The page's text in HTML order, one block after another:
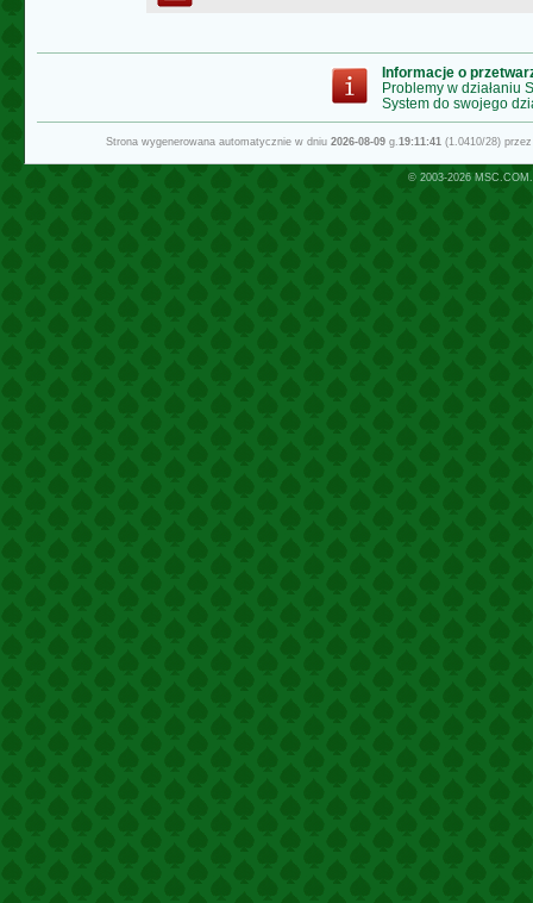
Informacje o
Problemy w działaniu
System do swojego
Strona wygenerowana automatycznie w dniu 2026-08-09g.19:11:41(1.0410/28)
© 2003-2026